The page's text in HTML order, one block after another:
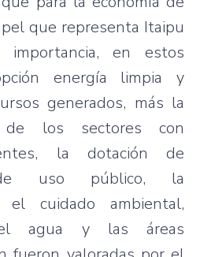
que representa Itaipu
en estos
energía limpia y
generados, más la
de los sectores con
la dotación de
de uso público, la
el cuidado ambiental,
agua y las áreas